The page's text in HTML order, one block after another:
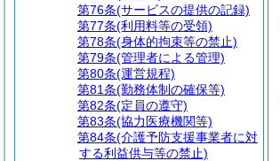
第76条(サービスの提供の記録)
第77条(利用料等の受領)
第78条(身体的拘束等の禁止)
第79条(管理者による管理)
第80条(運営規程)
第81条(勤務体制の確保等)
第82条(定員の遵守)
第83条(協力医療機関等)
第84条(介護予防支援事業者に対
する利益供与等の禁止)